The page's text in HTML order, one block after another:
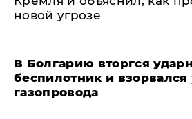
новой угрозе
В Болгарию вторгся
беспилотник и
газопровода